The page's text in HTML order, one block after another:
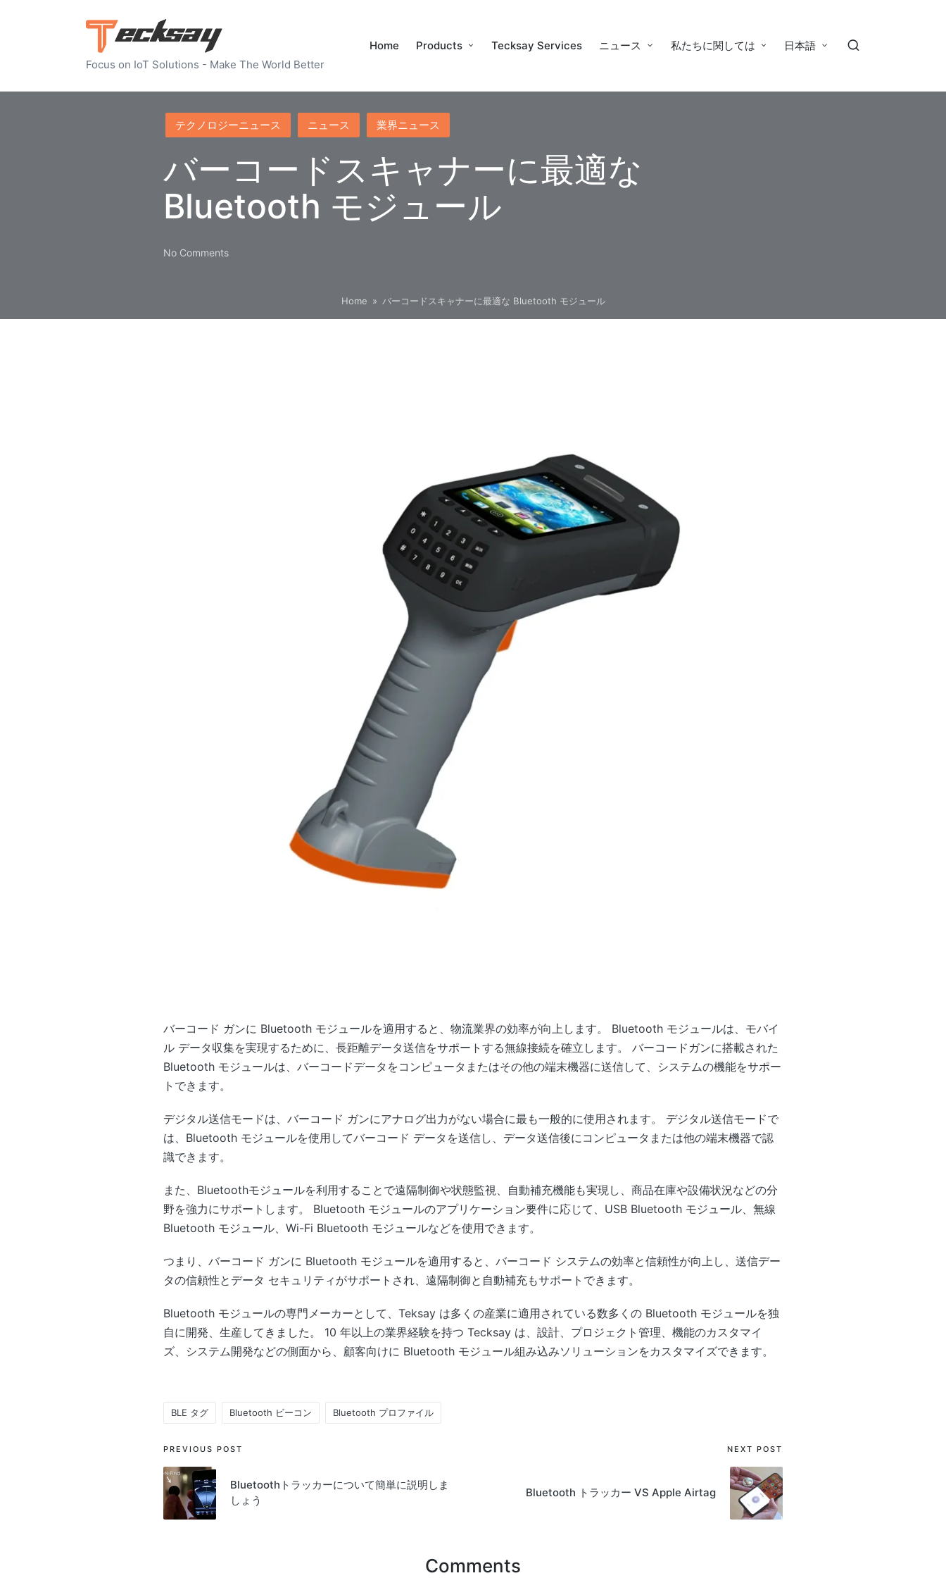
Focus on IoT Solutions - Make The World Better
Home Products Tecksay Services ニュース 私たちに関しては 日本語
Posted
in
テクノロジーニュース ニュース 業界ニュース
バーコードスキャナーに最適な
Bluetooth モジュール
No Comments
Home » バーコードスキャナーに最適な Bluetooth モジュール
バーコード ガンに Bluetooth モジュールを適用すると、物流業界の効率が向上します。 Bluetooth モジュールは、モバイ
ル データ収集を実現するために、長距離データ送信をサポートする無線接続を確立します。 バーコードガンに搭載された
Bluetooth モジュールは、バーコードデータをコンピュータまたはその他の端末機器に送信して、システムの機能をサポー
トできます。
デジタル送信モードは、バーコード ガンにアナログ出力がない場合に最も一般的に使用されます。 デジタル送信モードで
は、Bluetooth モジュールを使用してバーコード データを送信し、データ送信後にコンピュータまたは他の端末機器で認
識できます。
また、Bluetoothモジュールを利用することで遠隔制御や状態監視、自動補充機能も実現し、商品在庫や設備状況などの分
野を強力にサポートします。 Bluetooth モジュールのアプリケーション要件に応じて、USB Bluetooth モジュール、無線
Bluetooth モジュール、Wi-Fi Bluetooth モジュールなどを使用できます。
つまり、バーコード ガンに Bluetooth モジュールを適用すると、バーコード システムの効率と信頼性が向上し、送信デー
タの信頼性とデータ セキュリティがサポートされ、遠隔制御と自動補充もサポートできます。
Bluetooth モジュールの専門メーカーとして、Teksay は多くの産業に適用されている数多くの Bluetooth モジュールを独
自に開発、生産してきました。 10 年以上の業界経験を持つ Tecksay は、設計、プロジェクト管理、機能のカスタマイ
ズ、システム開発などの側面から、顧客向けに Bluetooth モジュール組み込みソリューションをカスタマイズできます。
Tags:
BLE タグ Bluetooth ビーコン Bluetooth プロファイル
Post
navigation
PREVIOUS POST
Bluetoothトラッカーについて簡単に説明しま
しょう
NEXT POST
Bluetooth トラッカー VS Apple Airtag
Comments